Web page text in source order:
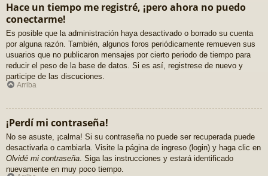
Hace un tiempo me registré, ¡pero ahora no puedo
conectarme!
Es posible que la administración haya desactivado o borrado su cuenta
por alguna razón. También, algunos foros periódicamente remueven sus
usuarios que no publicaron mensajes por cierto periodo de tiempo para
reducir el peso de la base de datos. Si es así, registrese de nuevo y
participe de las discuciones.
Arriba
¡Perdí mi contraseña!
No se asuste, ¡calma! Si su contraseña no puede ser recuperada puede
desactivarla o cambiarla. Visite la página de ingreso (login) y haga clic en
Olvidé mi contraseña . Siga las instrucciones y estará identificado
nuevamente en muy poco tiempo.